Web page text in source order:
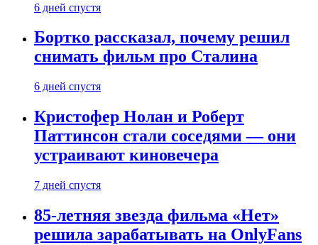
6 дней спустя
Бортко рассказал, почему решил
снимать фильм про Сталина
6 дней спустя
Кристофер Нолан и Роберт
Паттинсон стали соседями — они
устраивают киновечера
7 дней спустя
85-летняя звезда фильма «Нет»
решила зарабатывать на OnlyFans